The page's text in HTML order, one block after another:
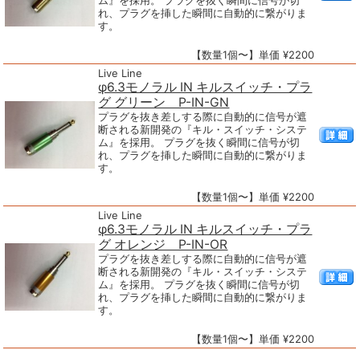
れ、プラグを挿した瞬間に自動的に繋がりま
す。
【数量1個〜】単価 ¥2200
Live Line
φ6.3モノラル IN キルスイッチ・プラ
グ グリーン P-IN-GN
プラグを抜き差しする際に自動的に信号が遮
断される新開発の『キル・スイッチ・システ
ム』を採用。 プラグを抜く瞬間に信号が切
れ、プラグを挿した瞬間に自動的に繋がりま
す。
【数量1個〜】単価 ¥2200
Live Line
φ6.3モノラル IN キルスイッチ・プラ
グ オレンジ P-IN-OR
プラグを抜き差しする際に自動的に信号が遮
断される新開発の『キル・スイッチ・システ
ム』を採用。 プラグを抜く瞬間に信号が切
れ、プラグを挿した瞬間に自動的に繋がりま
す。
【数量1個〜】単価 ¥2200